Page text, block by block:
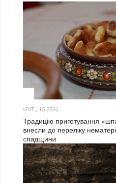
КВІТ., 15 2026
Традицію приготування
внесли до переліку
спадщини